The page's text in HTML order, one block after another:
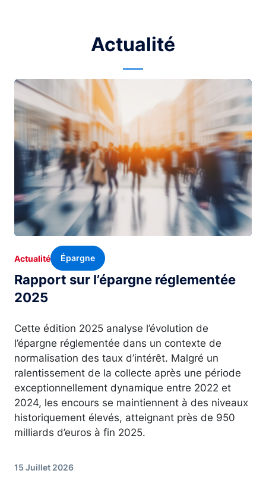
Actualité
Image
Rapport sur l’épargne réglementée
2025
Actualité Épargne
Cette édition 2025 analyse l’évolution de
l’épargne réglementée dans un contexte de
normalisation des taux d’intérêt. Malgré un
ralentissement de la collecte après une période
exceptionnellement dynamique entre 2022 et
2024, les encours se maintiennent à des niveaux
historiquement élevés, atteignant près de 950
milliards d’euros à fin 2025.
15 Juillet 2026